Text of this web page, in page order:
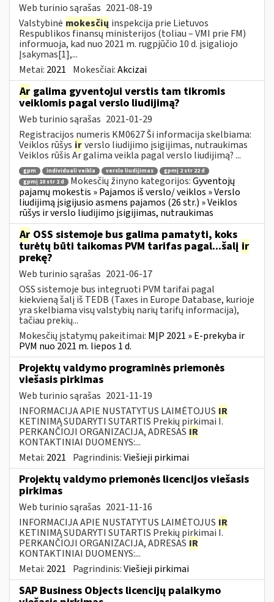
Web turinio sąrašas 2021-08-19
Valstybinė mokesčių inspekcija prie Lietuvos
Respublikos finansų ministerijos (toliau – VMI prie FM)
informuoja, kad nuo 2021 m. rugpjūčio 10 d. įsigaliojo
Įsakymas[1],...
Metai: 2021 Mokesčiai:Akcizai
Ar galima gyventojui verstis tam tikromis
veiklomis pagal verslo liudijimą?
Web turinio sąrašas 2021-01-29
Registracijos numeris KM0627 Ši informacija skelbiama:
Veiklos rūšys irverslo liudijimo įsigijimas, nutraukimas
Veiklos rūšis Ar galima veikla pagal verslo liudijimą? ...
gpm individuali veikla verslo liudijimas
gpmį 2 str 22 d
gpmį 10 str 2 d
Mokesčių žinyno kategorijos:Gyventojų
pajamų mokestis » Pajamos iš verslo/ veiklos » Verslo
liudijimą įsigijusio asmens pajamos (26 str.) » Veiklos
rūšys ir verslo liudijimo įsigijimas, nutraukimas
Ar OSS sistemoje bus galima pamatyti, koks
turėtų būti taikomas PVM tarifas pagal...šalį ir
prekę?
Web turinio sąrašas 2021-06-17
OSS sistemoje bus integruoti PVM tarifai pagal
kiekvieną šalį iš TEDB (Taxes in Europe Database, kurioje
yra skelbiama visų valstybių narių tarifų informacija),
tačiau prekių...
Mokesčių įstatymų pakeitimai: MĮP 2021 » E-prekyba ir
PVM nuo 2021 m. liepos 1 d.
Projektų valdymo programinės priemonės
viešasis pirkimas
Web turinio sąrašas 2021-11-19
INFORMACIJA APIE NUSTATYTUS LAIMĖTOJUS IR
KETINIMĄ SUDARYTI SUTARTIS Prekių pirkimai I.
PERKANČIOJI ORGANIZACIJA, ADRESAS IR
KONTAKTINIAI DUOMENYS:...
Metai: 2021 Pagrindinis:Viešieji pirkimai
Projektų valdymo priemonės licencijos viešasis
pirkimas
Web turinio sąrašas 2021-11-16
INFORMACIJA APIE NUSTATYTUS LAIMĖTOJUS IR
KETINIMĄ SUDARYTI SUTARTIS Prekių pirkimai I.
PERKANČIOJI ORGANIZACIJA, ADRESAS IR
KONTAKTINIAI DUOMENYS:...
Metai: 2021 Pagrindinis:Viešieji pirkimai
SAP Business Objects licencijų palaikymo